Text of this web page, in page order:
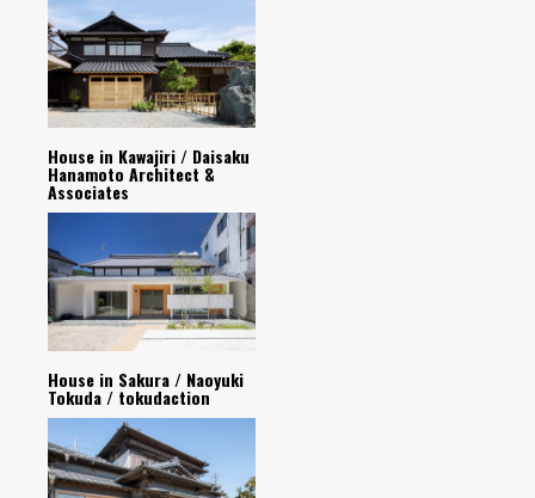
House in Kawajiri / Daisaku
Hanamoto Architect &
Associates
House in Sakura / Naoyuki
Tokuda / tokudaction